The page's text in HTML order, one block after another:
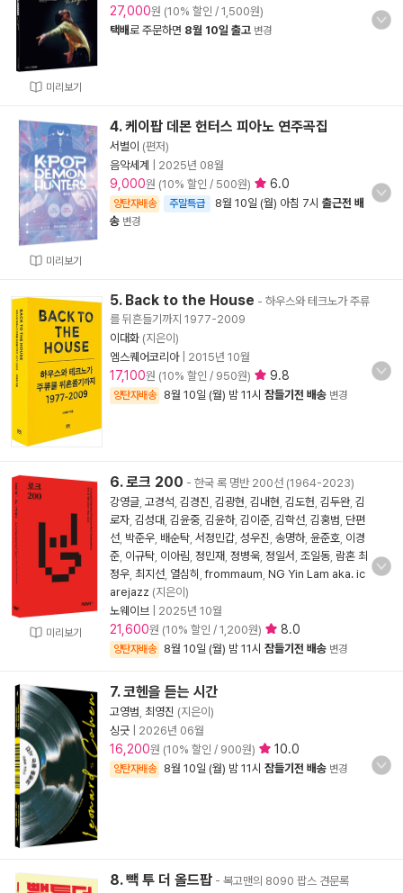
미리보기
27,000원 (10% 할인 / 1,500원)
택배로 주문하면 8월 10일 출고 변경
미리보기
4. 케이팝 데몬 헌터스 피아노 연주곡집
서별이 (편저)
음악세계
2025년 08월
9,000원 (10% 할인 / 500원) 6.0
양탄자배송 주말특급 8월 10일 (월) 아침 7시 출근전 배
송 변경
5. Back to the House - 하우스와 테크노가 주류
를 뒤흔들기까지 1977-2009
이대화 (지은이)
엠스퀘어코리아| 2015년 10월
17,100원 (10% 할인 / 950원) 9.8
양탄자배송 8월 10일 (월) 밤 11시 잠들기전 배송 변경
미리보기
6. 로크 200 - 한국 록 명반 200선 (1964-2023)
강영글 고경석 김경진 김광현 김내현 김도헌 김두완, 김
로자 김성대 김윤중 김윤하, 김이준 김학선 김홍범 단편
선 박준우 배순탁 서정민갑 성우진 송명하, 윤준호 이경
준 이규탁 이아림 정민재 정병욱 정일서 조일동 람혼 최
정우 최지선 열심히 ,frommaum NG Yin Lam aka. ic
arejazz (지은이)
노웨이브
2025년 10월
21,600원 (10% 할인 / 1,200원) 8.0
양탄자배송 8월 10일 (월) 밤 11시 잠들기전 배송 변경
7. 코헨을 듣는 시간
고영범 최영진 (지은이)
싱긋
2026년 06월
16,200원 (10% 할인 / 900원) 10.0
양탄자배송 8월 10일 (월) 밤 11시 잠들기전 배송 변경
8. 빽 투 더 올드팝 - 복고맨의 8090 팝스 견문록